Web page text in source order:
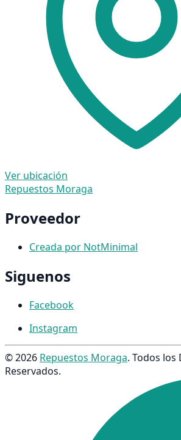
Ver ubicación
Repuestos Moraga
Proveedor
Creada por NotMinimal
Siguenos
Facebook
Instagram
© 2026 Repuestos Moraga. Todos los
Reservados.